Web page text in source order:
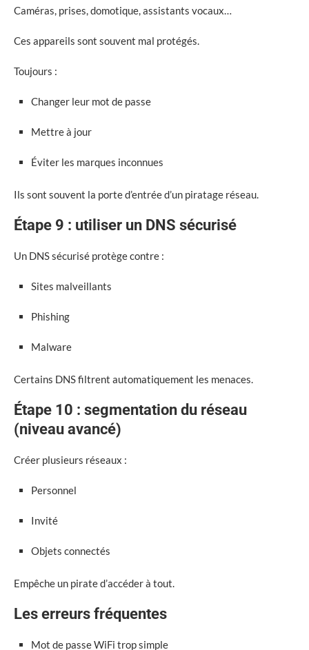
Caméras, prises, domotique, assistants vocaux…
Ces appareils sont souvent mal protégés.
Toujours :
Changer leur mot de passe
Mettre à jour
Éviter les marques inconnues
Ils sont souvent la porte d’entrée d’un piratage réseau.
Étape 9 : utiliser un DNS sécurisé
Un DNS sécurisé protège contre :
Sites malveillants
Phishing
Malware
Certains DNS filtrent automatiquement les menaces.
Étape 10 : segmentation du réseau
(niveau avancé)
Créer plusieurs réseaux :
Personnel
Invité
Objets connectés
Empêche un pirate d’accéder à tout.
Les erreurs fréquentes
Mot de passe WiFi trop simple